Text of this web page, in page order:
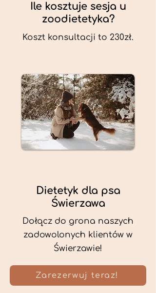
Ile kosztuje sesja u
zoodietetyka?
Koszt konsultacji to 230zł.
Dietetyk dla psa
Świerzawa
Dołącz do grona naszych
zadowolonych klientów w
Świerzawie!
Zarezerwuj teraz!